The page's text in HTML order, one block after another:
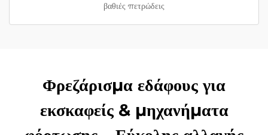
βαθιές πετρώδεις
Φρεζάρισμα εδάφους για
εκσκαφείς & μηχανήματα